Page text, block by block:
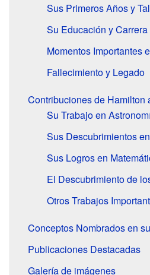
Sus Primeros Años y
Su Educación y Carrera
Momentos Importantes
Fallecimiento y Legado
Contribuciones de Hamilton
Su Trabajo en
Sus Descubrimientos
Sus Logros en
El Descubrimiento de
Otros Trabajos
Conceptos Nombrados en
Publicaciones Destacadas
Galería de imágenes